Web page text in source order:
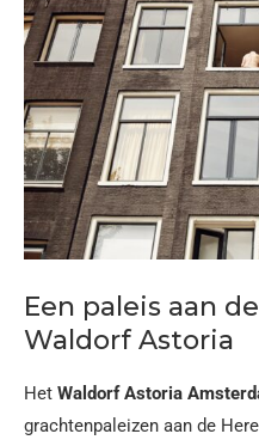
Een paleis aan
Waldorf Astoria
Het Waldorf Astoria
grachtenpaleizen aan de